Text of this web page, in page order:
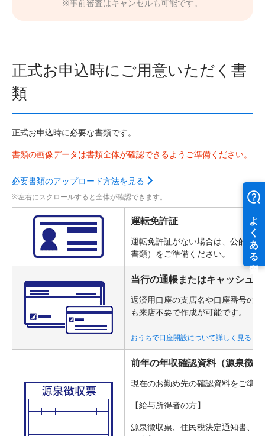
※事前審査はキャンセルも可能です。
正式お申込時にご用意いただく書
類
正式お申込時に必要な書類です。
書類の画像データは書類全体が確認できるようご準備ください。
必要書類のアップロード方法を見る
運転免許証
運転免許証がない場合は、公的機
書類）をご準備ください。
当行の通帳またはキャッシュ
返済用口座の支店名や口座番号の
も来店不要で作成が可能です。
おうちで口座開設について詳しく見る
前年の年収確認資料（源泉徴
現在のお勤め先の確認資料をご準
【給与所得者の方】
源泉徴収票、住民税決定通知書、